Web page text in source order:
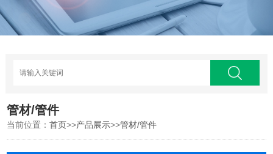
管材/管件
当前位置：首页>>产品展示>>管材/管件